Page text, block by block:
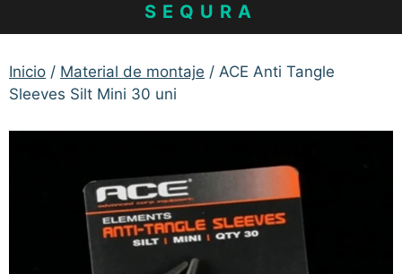
SEQURA
Inicio / Material de montaje / ACE Anti Tangle
Sleeves Silt Mini 30 uni